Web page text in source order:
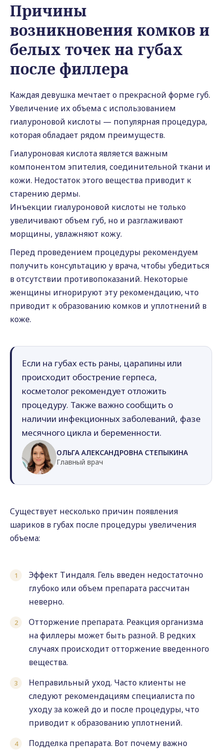
Причины
возникновения комков и
белых точек на губах
после филлера
Каждая девушка мечтает о прекрасной форме губ.
Увеличение их объема с использованием
гиалуроновой кислоты — популярная процедура,
которая обладает рядом преимуществ.
Гиалуроновая кислота является важным
компонентом эпителия, соединительной ткани и
кожи. Недостаток этого вещества приводит к
старению дермы.
Инъекции гиалуроновой кислоты не только
увеличивают объем губ, но и разглаживают
морщины, увлажняют кожу.
Перед проведением процедуры рекомендуем
получить консультацию у врача, чтобы убедиться
в отсутствии противопоказаний. Некоторые
женщины игнорируют эту рекомендацию, что
приводит к образованию комков и уплотнений в
коже.
Если на губах есть раны, царапины или
происходит обострение герпеса,
косметолог рекомендует отложить
процедуру. Также важно сообщить о
наличии инфекционных заболеваний, фазе
месячного цикла и беременности.
ОЛЬГА АЛЕКСАНДРОВНА СТЕПЫКИНА
Главный врач
Существует несколько причин появления
шариков в губах после процедуры увеличения
объема:
Эффект Тиндаля. Гель введен недостаточно
глубоко или объем препарата рассчитан
неверно.
Отторжение препарата. Реакция организма
на филлеры может быть разной. В редких
случаях происходит отторжение введенного
вещества.
Неправильный уход. Часто клиенты не
следуют рекомендациям специалиста по
уходу за кожей до и после процедуры, что
приводит к образованию уплотнений.
Подделка препарата. Вот почему важно